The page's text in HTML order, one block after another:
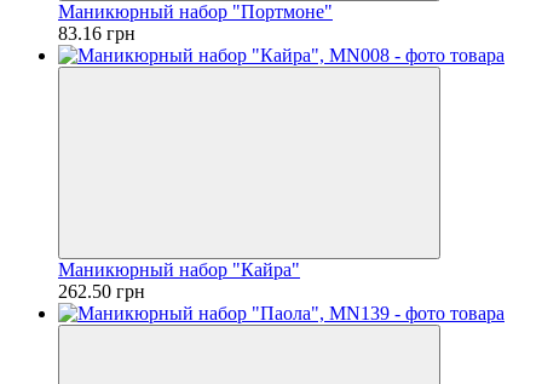
Маникюрный набор "Портмоне"
83.16 грн
Маникюрный набор "Кайра"
262.50 грн